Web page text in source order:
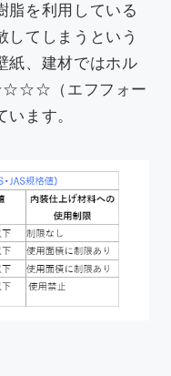
脂を利用している
してしまうという
紙、建材ではホル
（エフフォー
ます。